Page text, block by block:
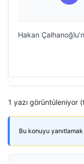
Hakan
1 yazı görüntüleniyor
Bu konuyu yanıtlamak